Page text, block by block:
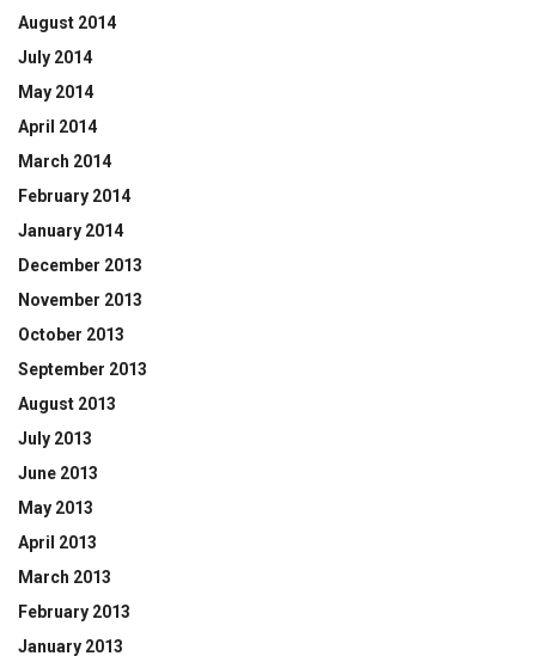
August 2014
July 2014
May 2014
April 2014
March 2014
February 2014
January 2014
December 2013
November 2013
October 2013
September 2013
August 2013
July 2013
June 2013
May 2013
April 2013
March 2013
February 2013
January 2013